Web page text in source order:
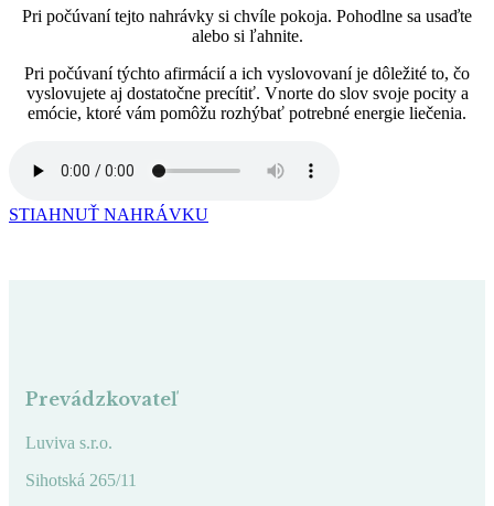
Pri počúvaní tejto nahrávky si chvíle pokoja. Pohodlne sa usaďte
alebo si ľahnite.
Pri počúvaní týchto afirmácií a ich vyslovovaní je dôležité to, čo
vyslovujete aj dostatočne precítiť. Vnorte do slov svoje pocity a
emócie, ktoré vám pomôžu rozhýbať potrebné energie liečenia.
STIAHNUŤ NAHRÁVKU
Prevádzkovateľ
Luviva s.r.o.
Sihotská 265/11